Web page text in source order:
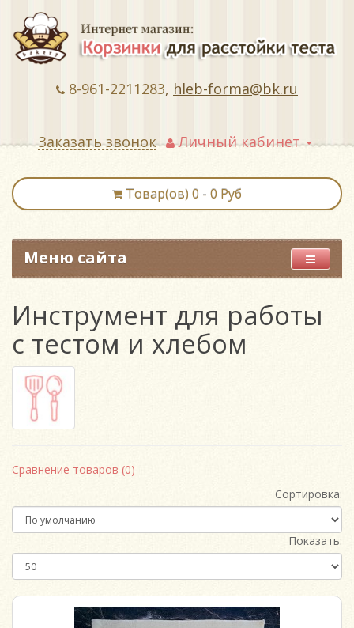
8-961-2211283, hleb-forma@bk.ru
Заказать звонок Личный кабинет
Товар(ов) 0 - 0 Руб
Меню сайта
Инструмент для работы
с тестом и хлебом
Сравнение товаров (0)
Сортировка:
Показать: